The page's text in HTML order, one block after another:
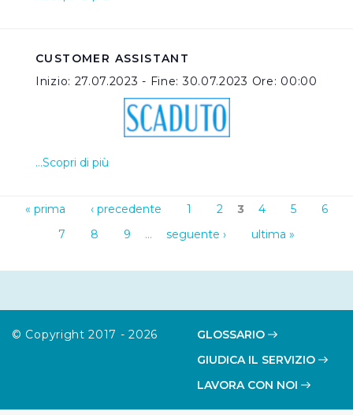
tracciamento ad esclusione di quelli tecnici
CUSTOMER ASSISTANT
Inizio: 27.07.2023 - Fine: 30.07.2023 Ore: 00:00
…Scopri di più
« prima ‹ precedente 1 2 3 4 5
6
7
8 9 … seguente › ultima »
© Copyright 2017 - 2026
GLOSSARIO
GIUDICA IL SERVIZIO
LAVORA CON NOI